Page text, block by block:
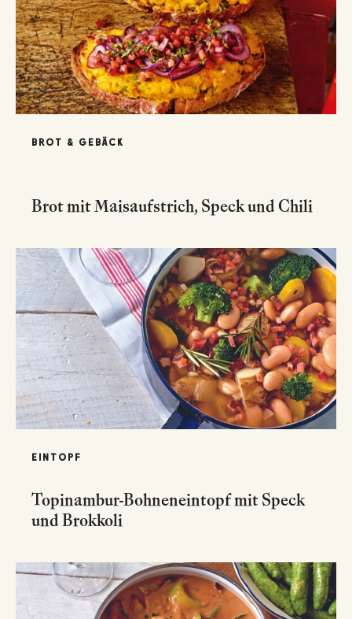
BROT & GEBÄCK
Brot mit Maisaufstrich, Speck und Chili
EINTOPF
Topinambur-Bohneneintopf mit Speck
und Brokkoli